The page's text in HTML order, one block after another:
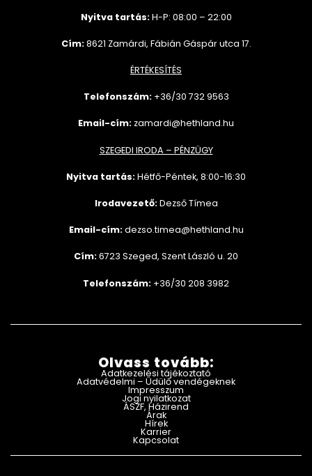
Nyitva tartás:H-P: 08:00 – 22:00
Cím:8621 Zamárdi, Fábián Gáspár utca 17.
ÉRTÉKESÍTÉS
Telefonszám: +36/30 7329563
Email-cím: zamardi@hethland.hu
SZEGEDI IRODA – PÉNZÜGY
Nyitva tartás:Hétfő-Péntek, 8:00-16:30
Irodavezető:Dezső Tímea
Email-cím: dezso.timea@hethland.hu
Cím:6723 Szeged, Szent László u. 20
Telefonszám: +36/30 208 3982
Olvass tovább:
Adatkezelési tájékoztató
Adatvédelmi – Üdülő vendégeknek
Impresszum
Jogi nyilatkozat
ÁSZF, Házirend
Árak
Hírek
Karrier
Kapcsolat